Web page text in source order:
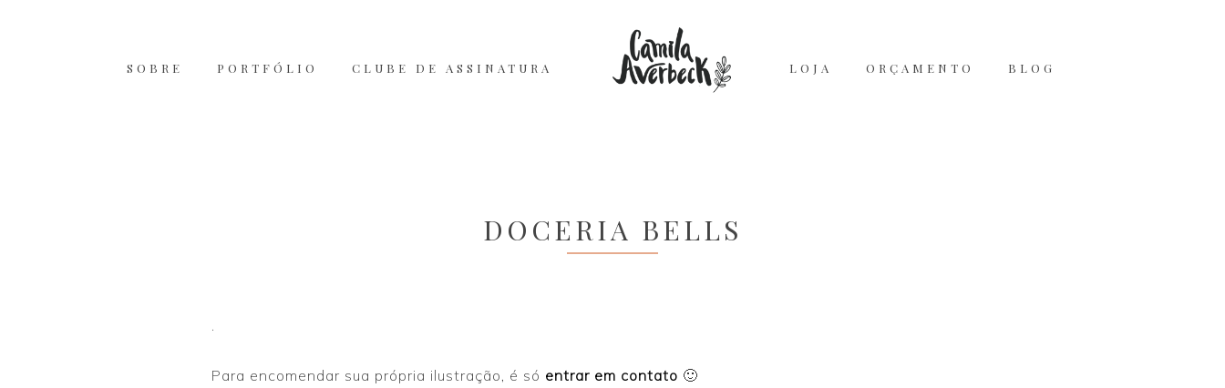
SOBRE PORTFÓLIO CLUBE DE ASSINATURA LOJA ORÇAMENTO BLOG
DOCERIA BELLS
Para encomendar sua própria ilustração, é só entrar em contato 🙂